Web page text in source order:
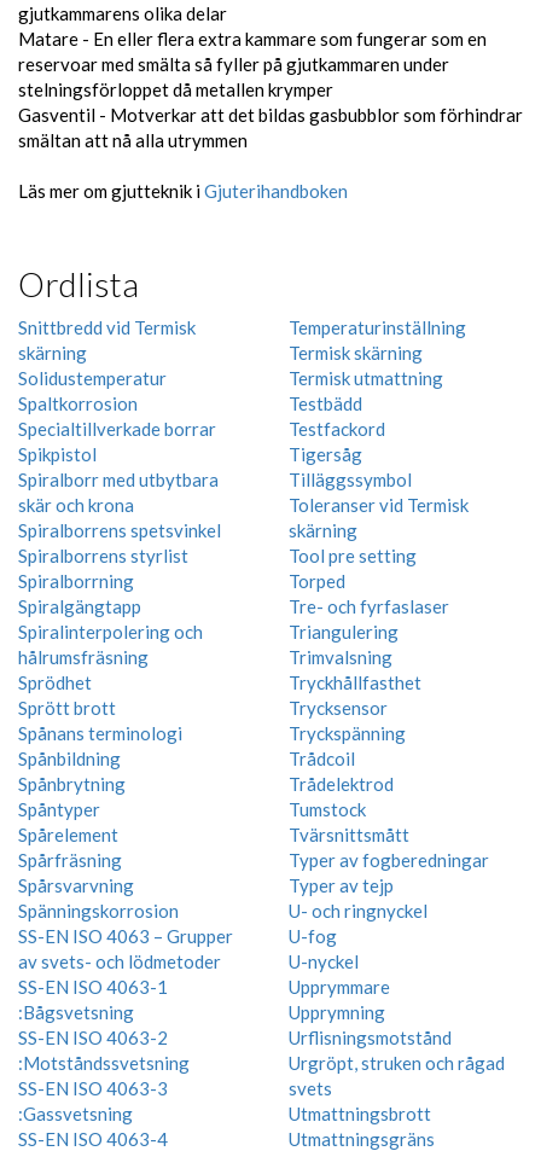
gjutkammarens olika delar
Matare - En eller flera extra kammare som fungerar som en
reservoar med smälta så fyller på gjutkammaren under
stelningsförloppet då metallen krymper
Gasventil - Motverkar att det bildas gasbubblor som förhindrar
smältan att nå alla utrymmen
Läs mer om gjutteknik iGjuterihandboken
Ordlista
Snittbredd vid Termisk
skärning
Solidustemperatur
Spaltkorrosion
Specialtillverkade borrar
Spikpistol
Spiralborr med utbytbara
skär och krona
Spiralborrens spetsvinkel
Spiralborrens styrlist
Spiralborrning
Spiralgängtapp
Spiralinterpolering och
hålrumsfräsning
Sprödhet
Sprött brott
Spånans terminologi
Spånbildning
Spånbrytning
Spåntyper
Spårelement
Spårfräsning
Spårsvarvning
Spänningskorrosion
SS-EN ISO 4063 – Grupper
av svets- och lödmetoder
SS-EN ISO 4063-1
:Bågsvetsning
SS-EN ISO 4063-2
:Motståndssvetsning
SS-EN ISO 4063-3
:Gassvetsning
SS-EN ISO 4063-4
Temperaturinställning
Termisk skärning
Termisk utmattning
Testbädd
Testfackord
Tigersåg
Tilläggssymbol
Toleranser vid Termisk
skärning
Tool pre setting
Torped
Tre- och fyrfaslaser
Triangulering
Trimvalsning
Tryckhållfasthet
Trycksensor
Tryckspänning
Trådcoil
Trådelektrod
Tumstock
Tvärsnittsmått
Typer av fogberedningar
Typer av tejp
U- och ringnyckel
U-fog
U-nyckel
Upprymmare
Upprymning
Urflisningsmotstånd
Urgröpt, struken och rågad
svets
Utmattningsbrott
Utmattningsgräns